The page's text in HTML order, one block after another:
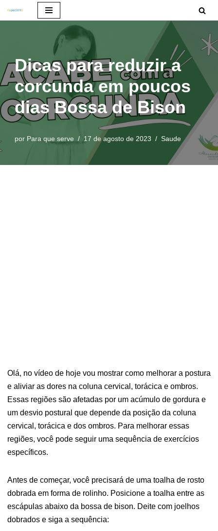
conteúdo
Dicas para reduzir a
corcunda em poucos
dias Bossa de Bison
por Para que serve 17 de agosto de 2023 Saude
Olá, no vídeo de hoje vou mostrar como melhorar a postura
e aliviar as dores na coluna cervical, torácica e ombros.
Essas regiões são afetadas por um acúmulo de gordura e
um desvio postural que depende da posição da coluna
cervical, torácica e dos ombros. Para melhorar essas
regiões, você pode seguir uma sequência de exercícios
específicos.
Antes de começar, você precisará de uma toalha de rosto
dobrada em forma de rolinho. Posicione a toalha entre as
escápulas abaixo da bossa de bison. Deite com joelhos
dobrados e siga a sequência: